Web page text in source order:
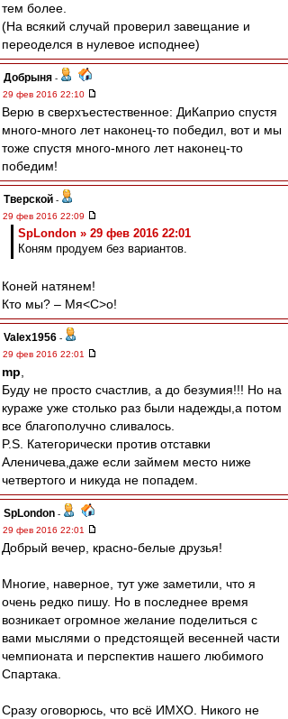
тем более.
(На всякий случай проверил завещание и
переоделся в нулевое исподнее)
Добрыня -
29 фев 2016 22:10
Верю в сверхъестественное: ДиКаприо спустя
много-много лет наконец-то победил, вот и мы
тоже спустя много-много лет наконец-то
победим!
Тверской -
29 фев 2016 22:09
SpLondon » 29 фев 2016 22:01
Коням продуем без вариантов.
Коней натянем!
Кто мы? – Мя<С>о!
Valex1956 -
29 фев 2016 22:01
mp
Буду не просто счастлив, а до безумия!!! Но на
кураже уже столько раз были надежды,а потом
все благополучно сливалось.
P.S. Категорически против отставки
Аленичева,даже если займем место ниже
четвертого и никуда не попадем.
SpLondon -
29 фев 2016 22:01
Добрый вечер, красно-белые друзья!
Многие, наверное, тут уже заметили, что я
очень редко пишу. Но в последнее время
возникает огромное желание поделиться с
вами мыслями о предстоящей весенней части
чемпионата и перспектив нашего любимого
Спартака.
Сразу оговорюсь, что всё ИМХО. Никого не